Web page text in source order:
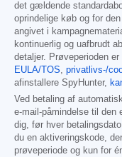
det gældende
oprindelige køb og for
angivet i
kontinuerlig og uafbrudt
detaljer. Prøveperioden
EULA/TOS, privatlivs-/
afinstallere SpyHunter,
Ved betaling af
e-mail-påmindelse til den
dig, før hver
du en aktiveringskode,
prøveperiode og kun for